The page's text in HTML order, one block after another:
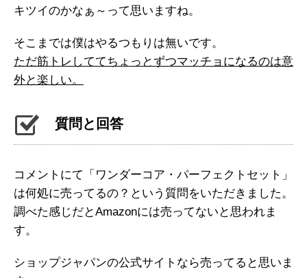
キツイのかなぁ～って思いますね。
そこまでは僕はやるつもりは無いです。
ただ筋トレしててちょっとずつマッチョになるのは意
外と楽しい。
質問と回答
コメントにて「ワンダーコア・パーフェクトセット」
は何処に売ってるの？という質問をいただきました。
調べた感じだとAmazonには売ってないと思われま
す。
ショップジャパンの公式サイトなら売ってると思いま